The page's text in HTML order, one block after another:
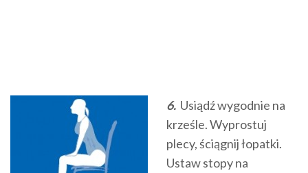
6. Usiądź wygodnie na
krześle. Wyprostuj
plecy, ściągnij łopatki.
Ustaw stopy na